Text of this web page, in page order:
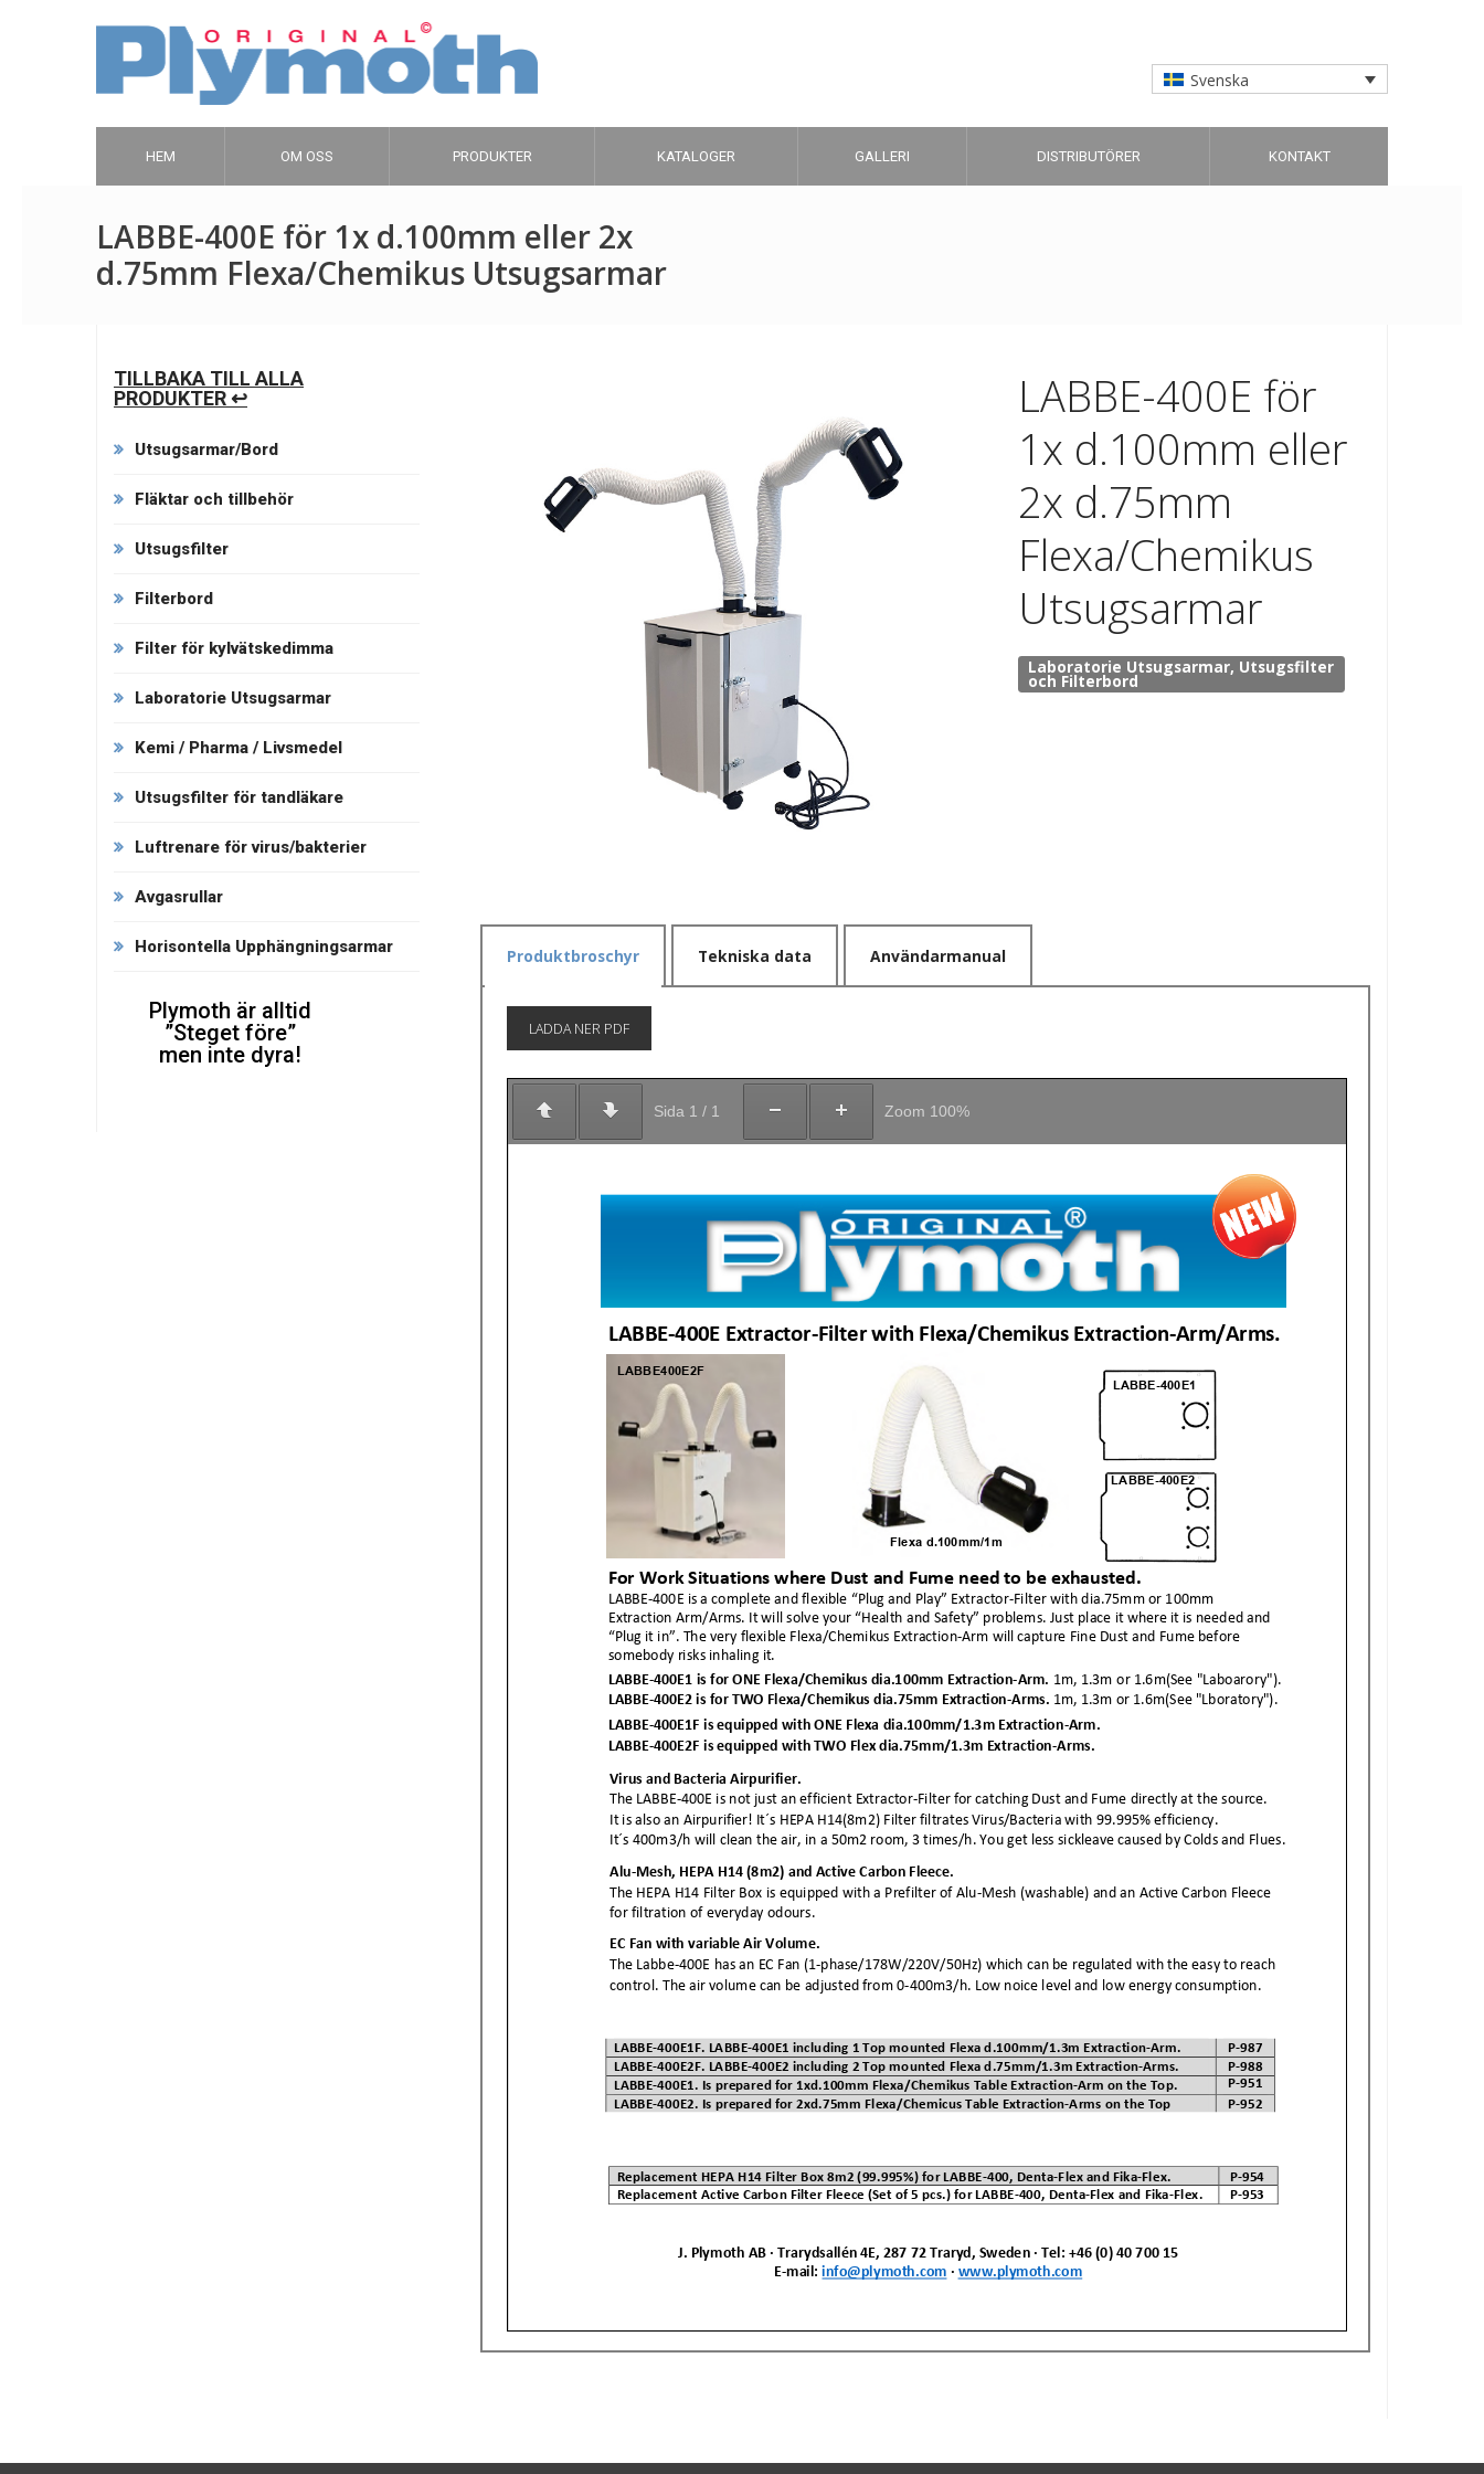
Svenska
HEM OM OSS PRODUKTER KATALOGER GALLERI DISTRIBUTÖRER KONTAKT
LABBE-400E för 1x d.100mm eller 2x
d.75mm Flexa/Chemikus Utsugsarmar
TILLBAKA TILL ALLA
PRODUKTER ↩
Utsugsarmar/Bord
Fläktar och tillbehör
Utsugsfilter
Filterbord
Filter för kylvätskedimma
Laboratorie Utsugsarmar
Kemi / Pharma / Livsmedel
Utsugsfilter för tandläkare
Luftrenare för virus/bakterier
Avgasrullar
Horisontella Upphängningsarmar
Plymoth är alltid
”Steget före”
men inte dyra!
LABBE-400E för
1x d.100mm eller
2x d.75mm
Flexa/Chemikus
Utsugsarmar
Laboratorie Utsugsarmar, Utsugsfilter
och Filterbord
Produktbroschyr Tekniska data Användarmanual
LADDA NER PDF
Sida 1 / 1 Zoom 100%